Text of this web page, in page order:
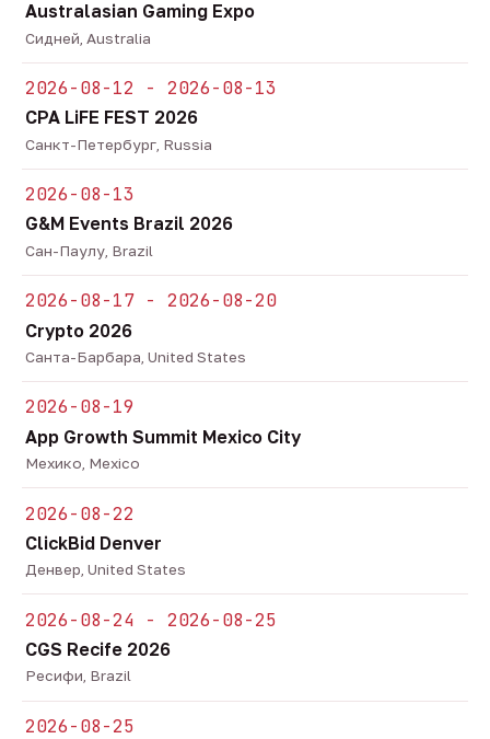
Australasian Gaming Expo
Сидней, Australia
2026-08-12 - 2026-08-13
CPA LiFE FEST 2026
Санкт-Петербург, Russia
2026-08-13
G&M Events Brazil 2026
Сан-Паулу, Brazil
2026-08-17 - 2026-08-20
Crypto 2026
Санта-Барбара, United States
2026-08-19
App Growth Summit Mexico City
Мехико, Mexico
2026-08-22
ClickBid Denver
Денвер, United States
2026-08-24 - 2026-08-25
CGS Recife 2026
Ресифи, Brazil
2026-08-25